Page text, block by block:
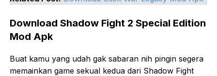
Download Shadow Fight 2 Special Edition
Mod Apk
Buat kamu yang udah gak sabaran nih pingin segera
memainkan game sekual kedua dari Shadow Fight